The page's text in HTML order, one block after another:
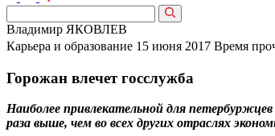
Владимир ЯКОВЛЕВ
Карьера и образование 15 июня 2017 Время
Горожан влечет госслужба
Наиболее привлекательной для
раза выше, чем во всех других отраслях